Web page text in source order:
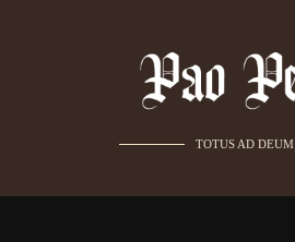
TOTUS AD DEUM